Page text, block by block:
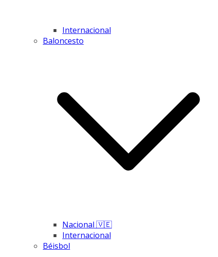
Internacional
Baloncesto
Nacional 🇻🇪
Internacional
Béisbol